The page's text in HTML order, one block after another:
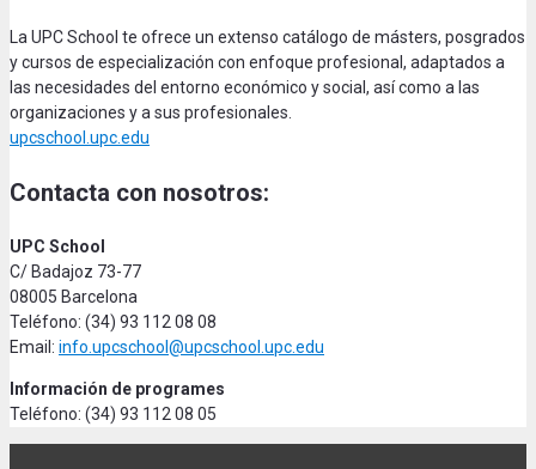
La UPC School te ofrece un extenso catálogo de másters, posgrados
y cursos de especialización con enfoque profesional, adaptados a
las necesidades del entorno económico y social, así como a las
organizaciones y a sus profesionales.
upcschool.upc.edu
Contacta con nosotros:
UPC School
C/ Badajoz 73-77
08005 Barcelona
Teléfono: (34) 93 112 08 08
Email: info.upcschool@upcschool.upc.edu
Información de programes
Teléfono: (34) 93 112 08 05